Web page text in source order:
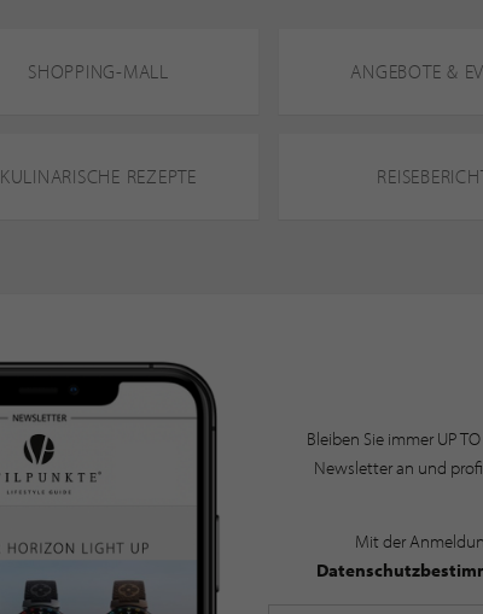
SHOPPING-MALL ANGEBOTE &
KULINARISCHE REZEPTE
Bleiben Sie immer UP
Newsletter an und
Mit der